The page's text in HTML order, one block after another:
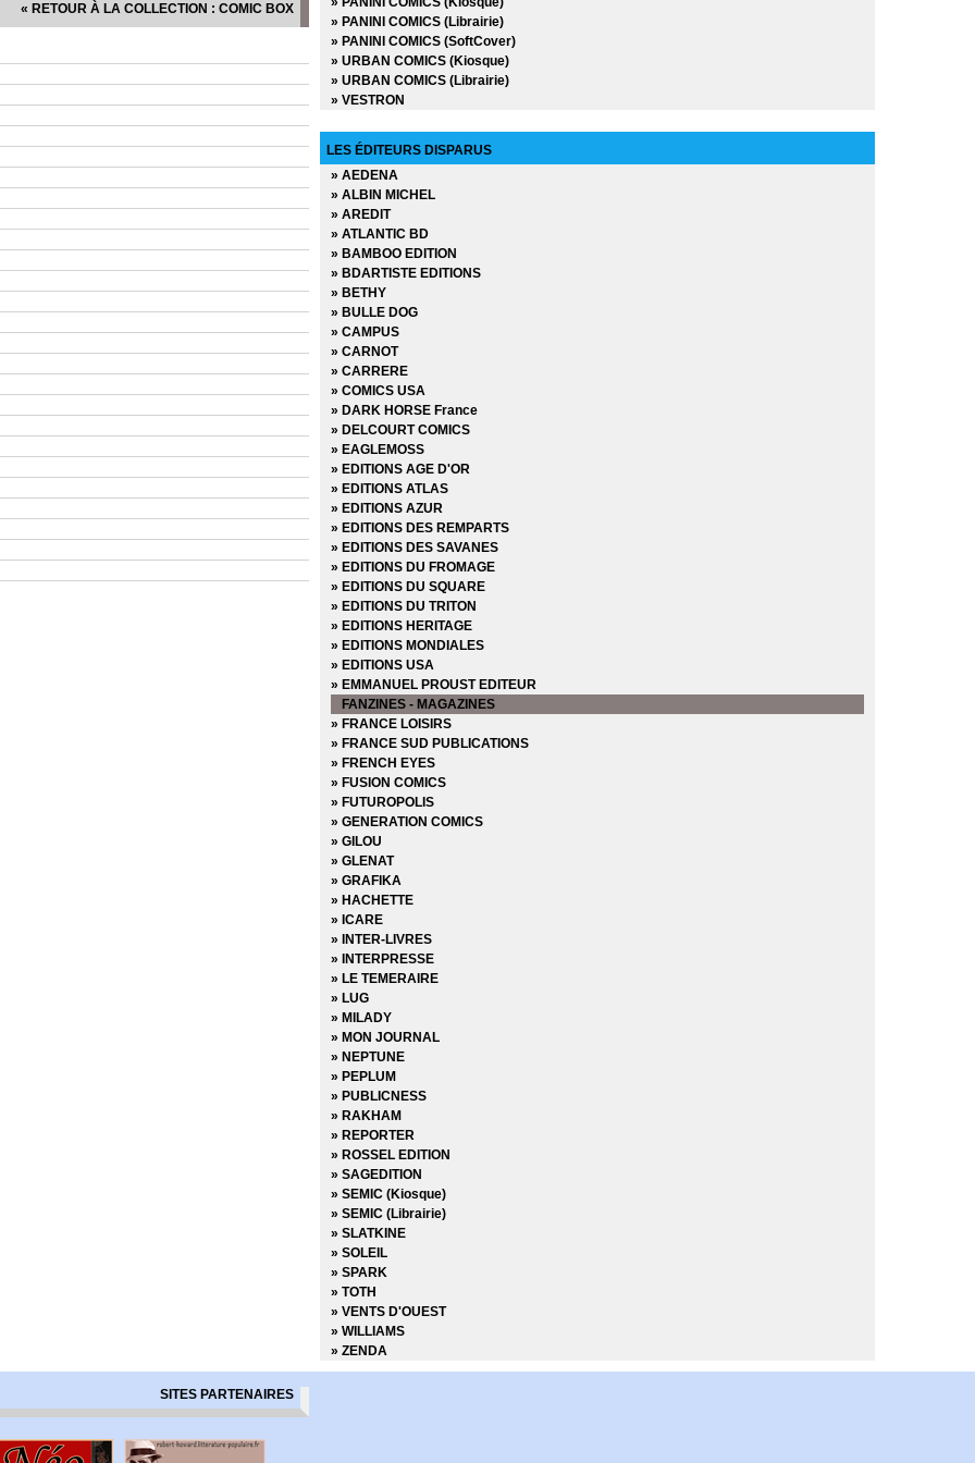
« RETOUR À LA COLLECTION : COMIC BOX
» PANINI COMICS (Librairie)
» PANINI COMICS (SoftCover)
» URBAN COMICS (Kiosque)
» URBAN COMICS (Librairie)
» VESTRON
LES ÉDITEURS DISPARUS
» AEDENA
» ALBIN MICHEL
» AREDIT
» ATLANTIC BD
» BAMBOO EDITION
» BDARTISTE EDITIONS
» BETHY
» BULLE DOG
» CAMPUS
» CARNOT
» CARRERE
» COMICS USA
» DARK HORSE France
» DELCOURT COMICS
» EAGLEMOSS
» EDITIONS AGE D'OR
» EDITIONS ATLAS
» EDITIONS AZUR
» EDITIONS DES REMPARTS
» EDITIONS DES SAVANES
» EDITIONS DU FROMAGE
» EDITIONS DU SQUARE
» EDITIONS DU TRITON
» EDITIONS HERITAGE
» EDITIONS MONDIALES
» EDITIONS USA
» EMMANUEL PROUST EDITEUR
FANZINES - MAGAZINES
» FRANCE LOISIRS
» FRANCE SUD PUBLICATIONS
» FRENCH EYES
» FUSION COMICS
» FUTUROPOLIS
» GENERATION COMICS
» GILOU
» GLENAT
» GRAFIKA
» HACHETTE
» ICARE
» INTER-LIVRES
» INTERPRESSE
» LE TEMERAIRE
» LUG
» MILADY
» MON JOURNAL
» NEPTUNE
» PEPLUM
» PUBLICNESS
» RAKHAM
» REPORTER
» ROSSEL EDITION
» SAGEDITION
» SEMIC (Kiosque)
» SEMIC (Librairie)
» SLATKINE
» SOLEIL
» SPARK
» TOTH
» VENTS D'OUEST
» WILLIAMS
» ZENDA
SITES PARTENAIRES